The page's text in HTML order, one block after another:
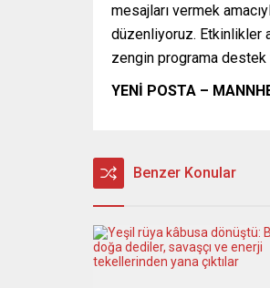
mesajları vermek
düzenliyoruz. Etkinlikler
zengin programa
YENİ POSTA –
Benzer Konular